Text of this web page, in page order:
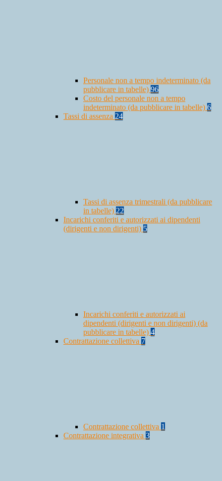
Personale non a tempo indeterminato (da
pubblicare in tabelle) 96
Costo del personale non a tempo
indeterminato (da pubblicare in tabelle) 6
Tassi di assenza 24
Tassi di assenza trimestrali (da pubblicare
in tabelle) 22
Incarichi conferiti e autorizzati ai dipendenti
(dirigenti e non dirigenti) 5
Incarichi conferiti e autorizzati ai
dipendenti (dirigenti e non dirigenti) (da
pubblicare in tabelle) 4
Contrattazione collettiva 7
Contrattazione collettiva 1
Contrattazione integrativa 3